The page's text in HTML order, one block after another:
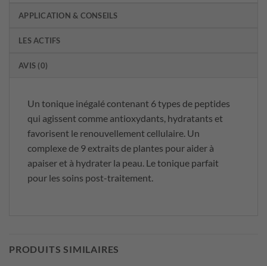
APPLICATION & CONSEILS
LES ACTIFS
AVIS (0)
Un tonique inégalé contenant 6 types de peptides
qui agissent comme antioxydants, hydratants et
favorisent le renouvellement cellulaire. Un
complexe de 9 extraits de plantes pour aider à
apaiser et à hydrater la peau. Le tonique parfait
pour les soins post-traitement.
PRODUITS SIMILAIRES